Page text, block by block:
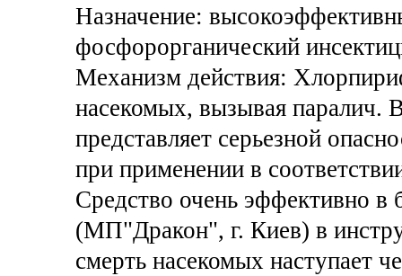
Назначение:
фосфорорганический
Механизм действия:
насекомых, вызывая
представляет серьезной
при применении в
Средство очень эффективно в
(МП"Дракон", г. Киев) в
смерть насекомых наступает